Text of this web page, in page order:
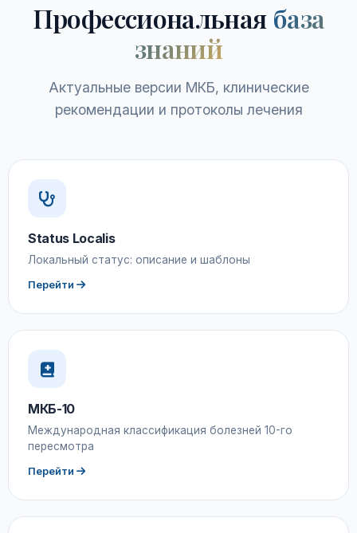
Профессиональная база
знаний
Актуальные версии МКБ, клинические
рекомендации и протоколы лечения
Status Localis
Локальный статус: описание и шаблоны
Перейти
МКБ-10
Международная классификация болезней 10-го
пересмотра
Перейти